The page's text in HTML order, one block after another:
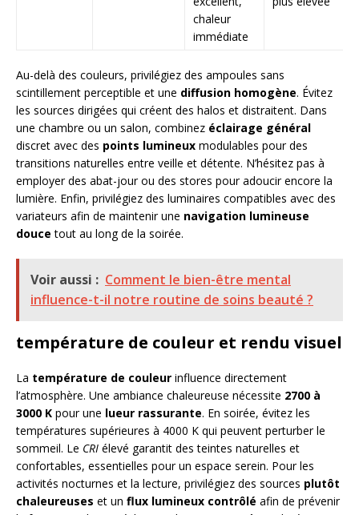
chaleur
immédiate
Au-delà des couleurs, privilégiez des ampoules sans
scintillement perceptible et une diffusion homogène. Évitez
les sources dirigées qui créent des halos et distraitent. Dans
une chambre ou un salon, combinez éclairage général
discret avec des points lumineux modulables pour des
transitions naturelles entre veille et détente. N’hésitez pas à
employer des abat-jour ou des stores pour adoucir encore la
lumière. Enfin, privilégiez des luminaires compatibles avec des
variateurs afin de maintenir une navigation lumineuse
douce tout au long de la soirée.
Voir aussi : Comment le bien-être mental
influence-t-il notre routine de soins beauté ?
température de couleur et rendu visuel
La température de couleur influence directement
l’atmosphère. Une ambiance chaleureuse nécessite 2700 à
3000 K pour une lueur rassurante. En soirée, évitez les
températures supérieures à 4000 K qui peuvent perturber le
sommeil. Le CRI élevé garantit des teintes naturelles et
confortables, essentielles pour un espace serein. Pour les
activités nocturnes et la lecture, privilégiez des sources plutôt
chaleureuses et un flux lumineux contrôlé afin de prévenir